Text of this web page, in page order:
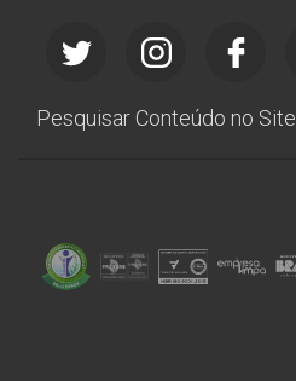
Pesquisar Conteúdo no Site